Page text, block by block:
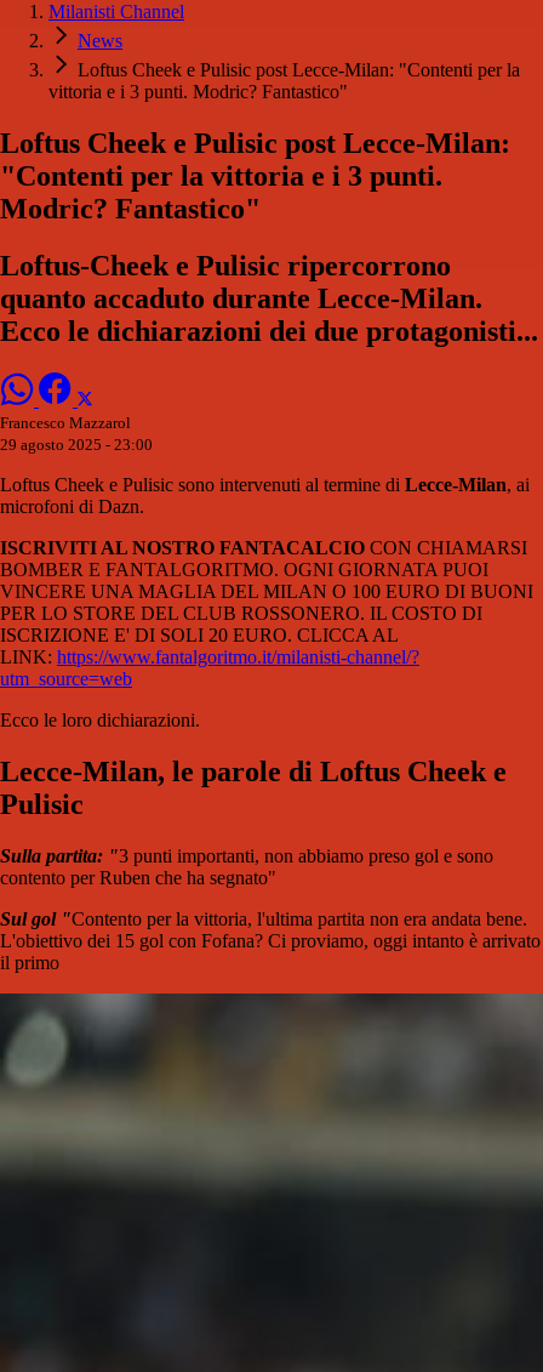
Milanisti Channel
News
Loftus Cheek e Pulisic post Lecce-Milan: "Contenti per la
vittoria e i 3 punti. Modric? Fantastico"
Loftus Cheek e Pulisic post Lecce-Milan:
"Contenti per la vittoria e i 3 punti.
Modric? Fantastico"
Loftus-Cheek e Pulisic ripercorrono
quanto accaduto durante Lecce-Milan.
Ecco le dichiarazioni dei due protagonisti...
Francesco Mazzarol
29 agosto 2025 - 23:00
Loftus Cheek e Pulisic sono intervenuti al termine di Lecce-Milan, ai
microfoni di Dazn.
ISCRIVITI AL NOSTRO FANTACALCIO CON CHIAMARSI
BOMBER E FANTALGORITMO. OGNI GIORNATA PUOI
VINCERE UNA MAGLIA DEL MILAN O 100 EURO DI BUONI
PER LO STORE DEL CLUB ROSSONERO. IL COSTO DI
ISCRIZIONE E' DI SOLI 20 EURO. CLICCA AL
LINK: https://www.fantalgoritmo.it/milanisti-channel/?
utm_source=web
Ecco le loro dichiarazioni.
Lecce-Milan, le parole di Loftus Cheek e
Pulisic
Sulla partita: "3 punti importanti, non abbiamo preso gol e sono
contento per Ruben che ha segnato"
Sul gol "Contento per la vittoria, l'ultima partita non era andata bene.
L'obiettivo dei 15 gol con Fofana? Ci proviamo, oggi intanto è arrivato
il primo